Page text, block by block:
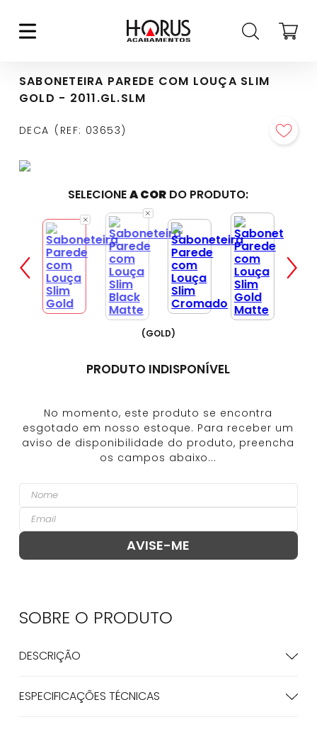
SABONETEIRA PAREDE COM LOUÇA SLIM
GOLD - 2011.GL.SLM
DECA REF: 03653
SELECIONEA COR DO PRODUTO:
(GOLD)
PRODUTO INDISPONÍVEL
SOBRE O PRODUTO
DESCRIÇÃO
ESPECIFICAÇÕES TÉCNICAS